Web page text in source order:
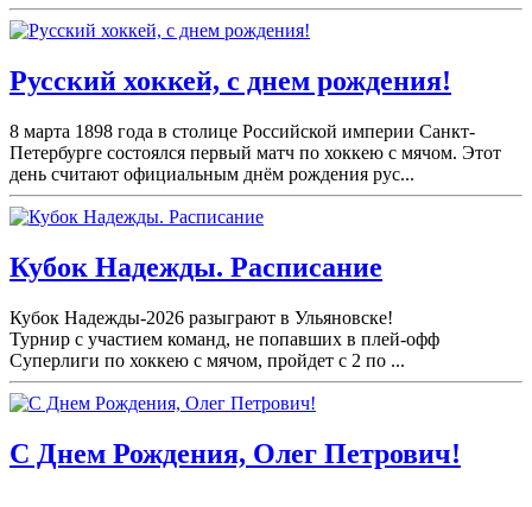
Русский хоккей, с днем рождения!
8 марта 1898 года в столице Российской империи Санкт-
Петербурге состоялся первый матч по хоккею с мячом. Этот
день считают официальным днём рождения рус...
Кубок Надежды. Расписание
Кубок Надежды-2026 разыграют в Ульяновске!
Турнир с участием команд, не попавших в плей-офф
Суперлиги по хоккею с мячом, пройдет с 2 по ...
С Днем Рождения, Олег Петрович!